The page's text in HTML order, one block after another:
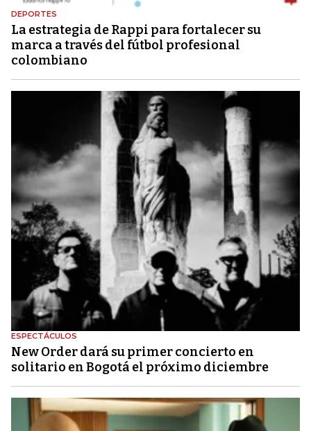
DEPORTES
La estrategia de Rappi para fortalecer su
marca a través del fútbol profesional
colombiano
ESPECTÁCULOS
New Order dará su primer concierto en
solitario en Bogotá el próximo diciembre